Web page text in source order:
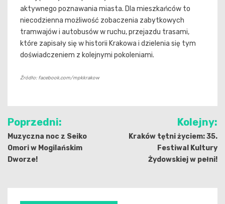
aktywnego poznawania miasta. Dla mieszkańców to
niecodzienna możliwość zobaczenia zabytkowych
tramwajów i autobusów w ruchu, przejazdu trasami,
które zapisały się w historii Krakowa i dzielenia się tym
doświadczeniem z kolejnymi pokoleniami.
Źródło: facebook.com/mpkkrakow
Nawigacja
wpisu
Poprzedni:
Muzyczna noc z Seiko
Omori w Mogilańskim
Dworze!
Kolejny:
Kraków tętni życiem: 35.
Festiwal Kultury
Żydowskiej w pełni!